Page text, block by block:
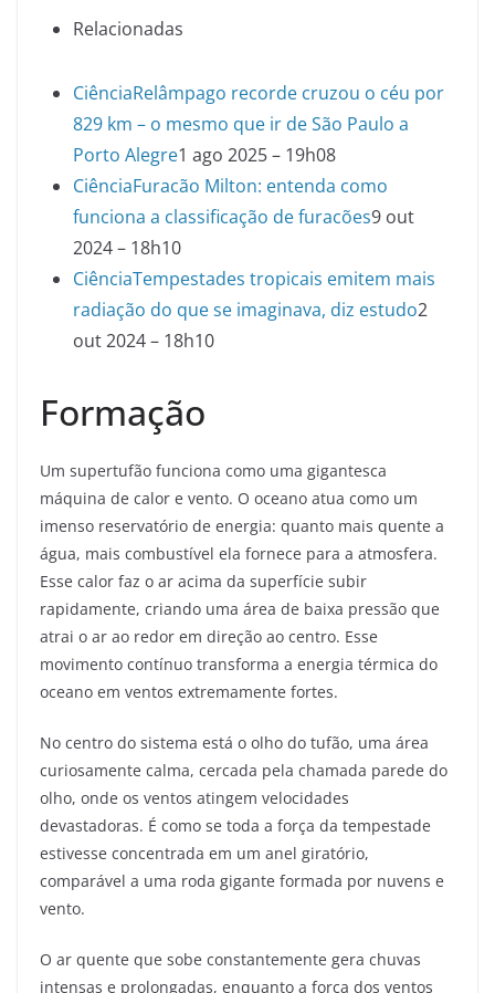
Relacionadas
CiênciaRelâmpago recorde cruzou o céu por
829 km – o mesmo que ir de São Paulo a
Porto Alegre1 ago 2025 – 19h08
CiênciaFuracão Milton: entenda como
funciona a classificação de furacões9 out
2024 – 18h10
CiênciaTempestades tropicais emitem mais
radiação do que se imaginava, diz estudo2
out 2024 – 18h10
Formação
Um supertufão funciona como uma gigantesca
máquina de calor e vento. O oceano atua como um
imenso reservatório de energia: quanto mais quente a
água, mais combustível ela fornece para a atmosfera.
Esse calor faz o ar acima da superfície subir
rapidamente, criando uma área de baixa pressão que
atrai o ar ao redor em direção ao centro. Esse
movimento contínuo transforma a energia térmica do
oceano em ventos extremamente fortes.
No centro do sistema está o olho do tufão, uma área
curiosamente calma, cercada pela chamada parede do
olho, onde os ventos atingem velocidades
devastadoras. É como se toda a força da tempestade
estivesse concentrada em um anel giratório,
comparável a uma roda gigante formada por nuvens e
vento.
O ar quente que sobe constantemente gera chuvas
intensas e prolongadas, enquanto a força dos ventos